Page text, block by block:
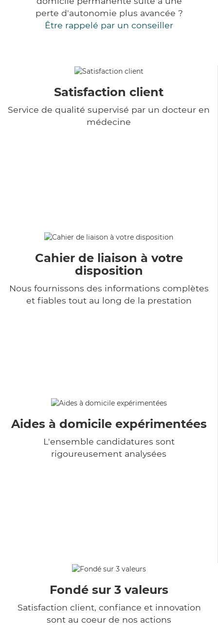
perte d'autonomie plus avancée ?
Être rappelé par un conseiller
Satisfaction client
Service de qualité supervisé par un docteur en
médecine
Cahier de liaison à votre
disposition
Nous fournissons des informations complètes
et fiables tout au long de la prestation
Aides à domicile expérimentées
L'ensemble candidatures sont
rigoureusement analysées
Fondé sur 3 valeurs
Satisfaction client, confiance et innovation
sont au coeur de nos actions